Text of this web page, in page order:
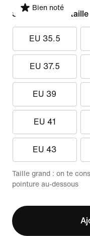
Bien noté
Sélectionner la taille
EU 35.5
EU 37.5
EU 39
EU 41
EU 43
Taille grand : on te
pointure au-dessous